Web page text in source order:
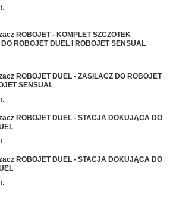
ROBOJET - KOMPLET SZCZOTEK
ROBOJET DUEL I ROBOJET SENSUAL
ROBOJET DUEL - ZASILACZ DO ROBOJET
SENSUAL
ROBOJET DUEL - STACJA DOKUJĄCA DO
ROBOJET DUEL - STACJA DOKUJĄCA DO